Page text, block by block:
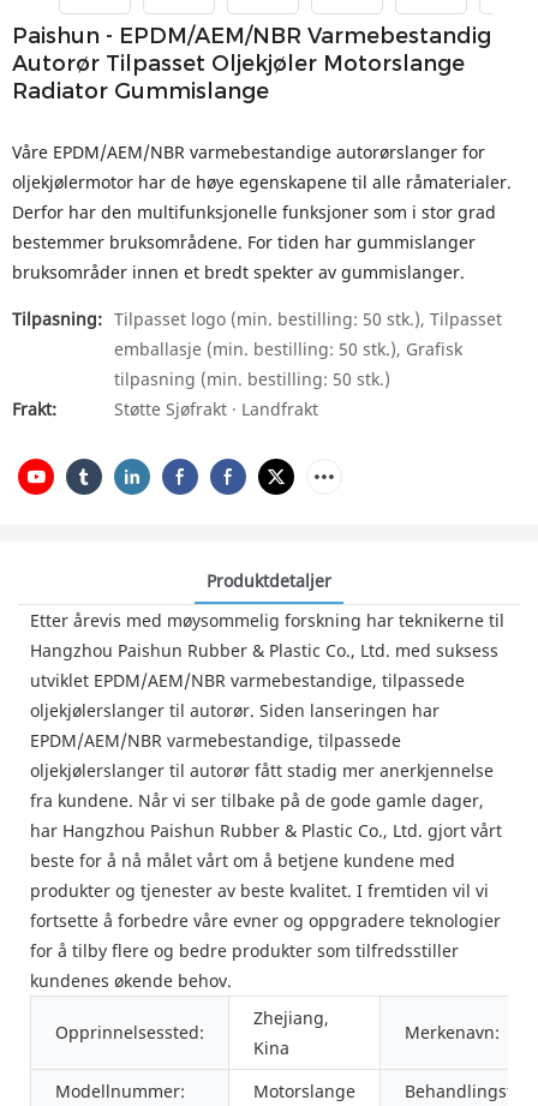
Paishun - EPDM/AEM/NBR Varmebestandig
Autorør Tilpasset Oljekjøler Motorslange
Radiator Gummislange
Våre EPDM/AEM/NBR varmebestandige autorørslanger for
oljekjølermotor har de høye egenskapene til alle råmaterialer.
Derfor har den multifunksjonelle funksjoner som i stor grad
bestemmer bruksområdene. For tiden har gummislanger
bruksområder innen et bredt spekter av gummislanger.
Tilpasning: Tilpasset logo (min. bestilling: 50 stk.), Tilpasset
emballasje (min. bestilling: 50 stk.), Grafisk
tilpasning (min. bestilling: 50 stk.)
Frakt:
Støtte Sjøfrakt · Landfrakt
Produktdetaljer
Etter årevis med møysommelig forskning har teknikerne til
Hangzhou Paishun Rubber & Plastic Co., Ltd. med suksess
utviklet EPDM/AEM/NBR varmebestandige, tilpassede
oljekjølerslanger til autorør. Siden lanseringen har
EPDM/AEM/NBR varmebestandige, tilpassede
oljekjølerslanger til autorør fått stadig mer anerkjennelse
fra kundene. Når vi ser tilbake på de gode gamle dager,
har Hangzhou Paishun Rubber & Plastic Co., Ltd. gjort vårt
beste for å nå målet vårt om å betjene kundene med
produkter og tjenester av beste kvalitet. I fremtiden vil vi
fortsette å forbedre våre evner og oppgradere teknologier
for å tilby flere og bedre produkter som tilfredsstiller
kundenes økende behov.
Opprinnelsessted:
Zhejiang,
Kina
Merkenavn:
Modellnummer: Motorslange